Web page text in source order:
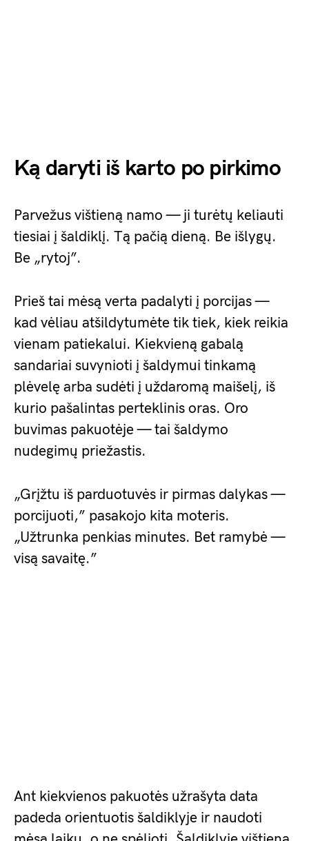
Ką daryti iš karto po pirkimo
Parvežus vištieną namo — ji turėtų keliauti
tiesiai į šaldiklį. Tą pačią dieną. Be išlygų.
Be „rytoj”.
Prieš tai mėsą verta padalyti į porcijas —
kad vėliau atšildytumėte tik tiek, kiek reikia
vienam patiekalui. Kiekvieną gabalą
sandariai suvynioti į šaldymui tinkamą
plėvelę arba sudėti į uždaromą maišelį, iš
kurio pašalintas perteklinis oras. Oro
buvimas pakuotėje — tai šaldymo
nudegimų priežastis.
„Grįžtu iš parduotuvės ir pirmas dalykas —
porcijuoti,” pasakojo kita moteris.
„Užtrunka penkias minutes. Bet ramybė —
visą savaitę.”
Ant kiekvienos pakuotės užrašyta data
padeda orientuotis šaldiklyje ir naudoti